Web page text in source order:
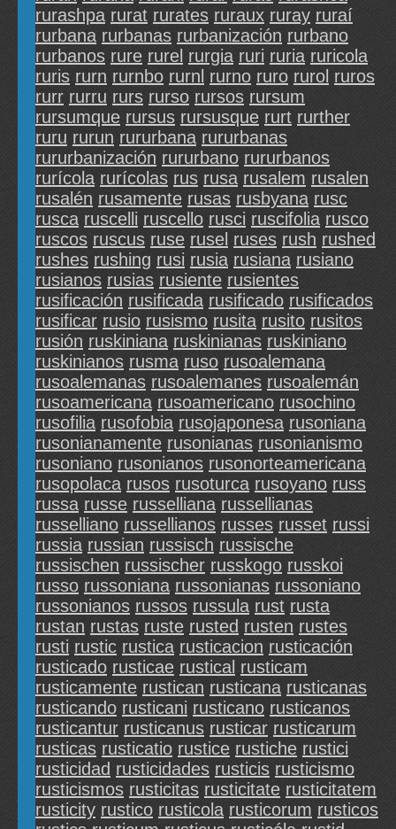
rurashpa rurat rurates ruraux ruray ruraí
rurbana rurbanas rurbanización rurbano
rurbanos rure rurel rurgia ruri ruria ruricola
ruris rurn rurnbo rurnl rurno ruro rurol ruros
rurr rurru rurs rurso rursos rursum
rursumque rursus rursusque rurt rurther
ruru rurun rururbana rururbanas
rururbanización rururbano rururbanos
rurícola rurícolas rus rusa rusalem rusalen
rusalén rusamente rusas rusbyana rusc
rusca ruscelli ruscello rusci ruscifolia rusco
ruscos ruscus ruse rusel ruses rush rushed
rushes rushing rusi rusia rusiana rusiano
rusianos rusias rusiente rusientes
rusificación rusificada rusificado rusificados
rusificar rusio rusismo rusita rusito rusitos
rusión ruskiniana ruskinianas ruskiniano
ruskinianos rusma ruso rusoalemana
rusoalemanas rusoalemanes rusoalemán
rusoamericana rusoamericano rusochino
rusofilia rusofobia rusojaponesa rusoniana
rusonianamente rusonianas rusonianismo
rusoniano rusonianos rusonorteamericana
rusopolaca rusos rusoturca rusoyano russ
russa russe russelliana russellianas
russelliano russellianos russes russet russi
russia russian russisch russische
russischen russischer russkogo russkoi
russo russoniana russonianas russoniano
russonianos russos russula rust rusta
rustan rustas ruste rusted rusten rustes
rusti rustic rustica rusticacion rusticación
rusticado rusticae rustical rusticam
rusticamente rustican rusticana rusticanas
rusticando rusticani rusticano rusticanos
rusticantur rusticanus rusticar rusticarum
rusticas rusticatio rustice rustiche rustici
rusticidad rusticidades rusticis rusticismo
rusticismos rusticitas rusticitate rusticitatem
rusticity rustico rusticola rusticorum rusticos